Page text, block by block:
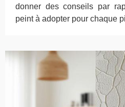
donner des conseils par
peint à adopter pour chaque